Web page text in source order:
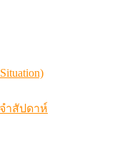
ำสัปดาห์